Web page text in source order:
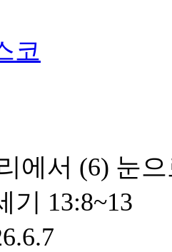
코
에서 (6) 눈
기 13:8~13